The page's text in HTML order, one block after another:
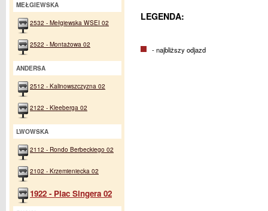
LEGENDA:
- najbliższy odjazd
MEŁGIEWSKA
2532 - Mełgiewska WSEI 02
2522 - Montażowa 02
ANDERSA
2512 - Kalinowszczyzna 02
2122 - Kleeberga 02
LWOWSKA
2112 - Rondo Berbeckiego 02
2102 - Krzemieniecka 02
1922 - Plac Singera 02